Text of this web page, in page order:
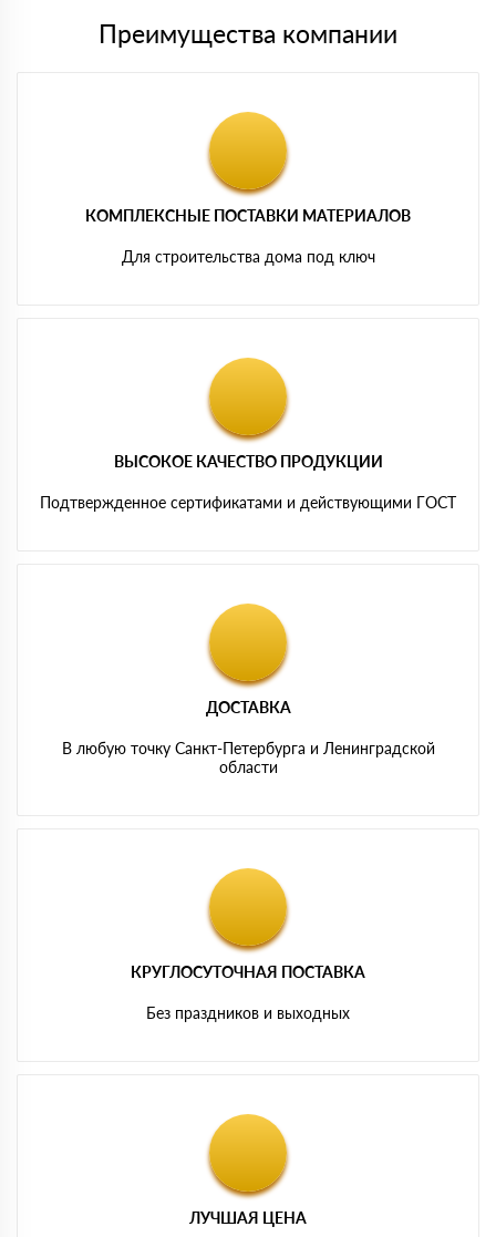
Преимущества компании
КОМПЛЕКСНЫЕ ПОСТАВКИ МАТЕРИАЛОВ
Для строительства дома под ключ
ВЫСОКОЕ КАЧЕСТВО ПРОДУКЦИИ
Подтвержденное сертификатами и действующими ГОСТ
ДОСТАВКА
В любую точку Санкт-Петербурга и Ленинградской
области
КРУГЛОСУТОЧНАЯ ПОСТАВКА
Без праздников и выходных
ЛУЧШАЯ ЦЕНА